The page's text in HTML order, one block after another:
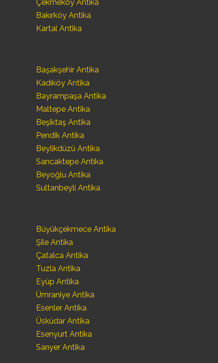
Çekmeköy Antika
Bakırköy Antika
Kartal Antika
Başakşehir Antika
Kadıköy Antika
Bayrampaşa Antika
Maltepe Antika
Beşiktaş Antika
Pendik Antika
Beylikdüzü Antika
Sancaktepe Antika
Beyoğlu Antika
Sultanbeyli Antika
Büyükçekmece Antika
Şile Antika
Çatalca Antika
Tuzla Antika
Eyüp Antika
Ümraniye Antika
Esenler Antika
Üsküdar Antika
Esenyurt Antika
Sarıyer Antika